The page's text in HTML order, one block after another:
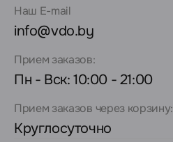
Наш E-mail
info@vdo.by
Прием заказов:
Пн - Вск: 10:00 - 21:00
Прием заказов через корзину:
Круглосуточно